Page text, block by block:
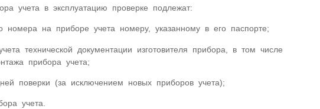
учета в эксплуатацию проверке подлежат:
номера на приборе учета номеру, указанному в его паспорте;
технической документации изготовителя прибора, в том числе
прибора учета;
поверки (за исключением новых приборов учета);
учета.